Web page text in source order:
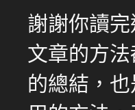
謝謝你讀
文章的方
的總結，